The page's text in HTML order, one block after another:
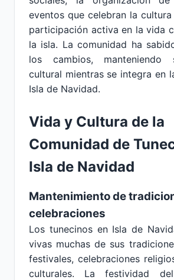
eventos que celebran la
participación activa en la vida
la isla. La comunidad ha
los cambios, manteniendo
cultural mientras se integra en
Isla de Navidad.
Vida y Cultura de la
Comunidad de
Isla de Navidad
Mantenimiento de
celebraciones
Los tunecinos en Isla de
vivas muchas de sus
festivales, celebraciones
culturales. La festividad